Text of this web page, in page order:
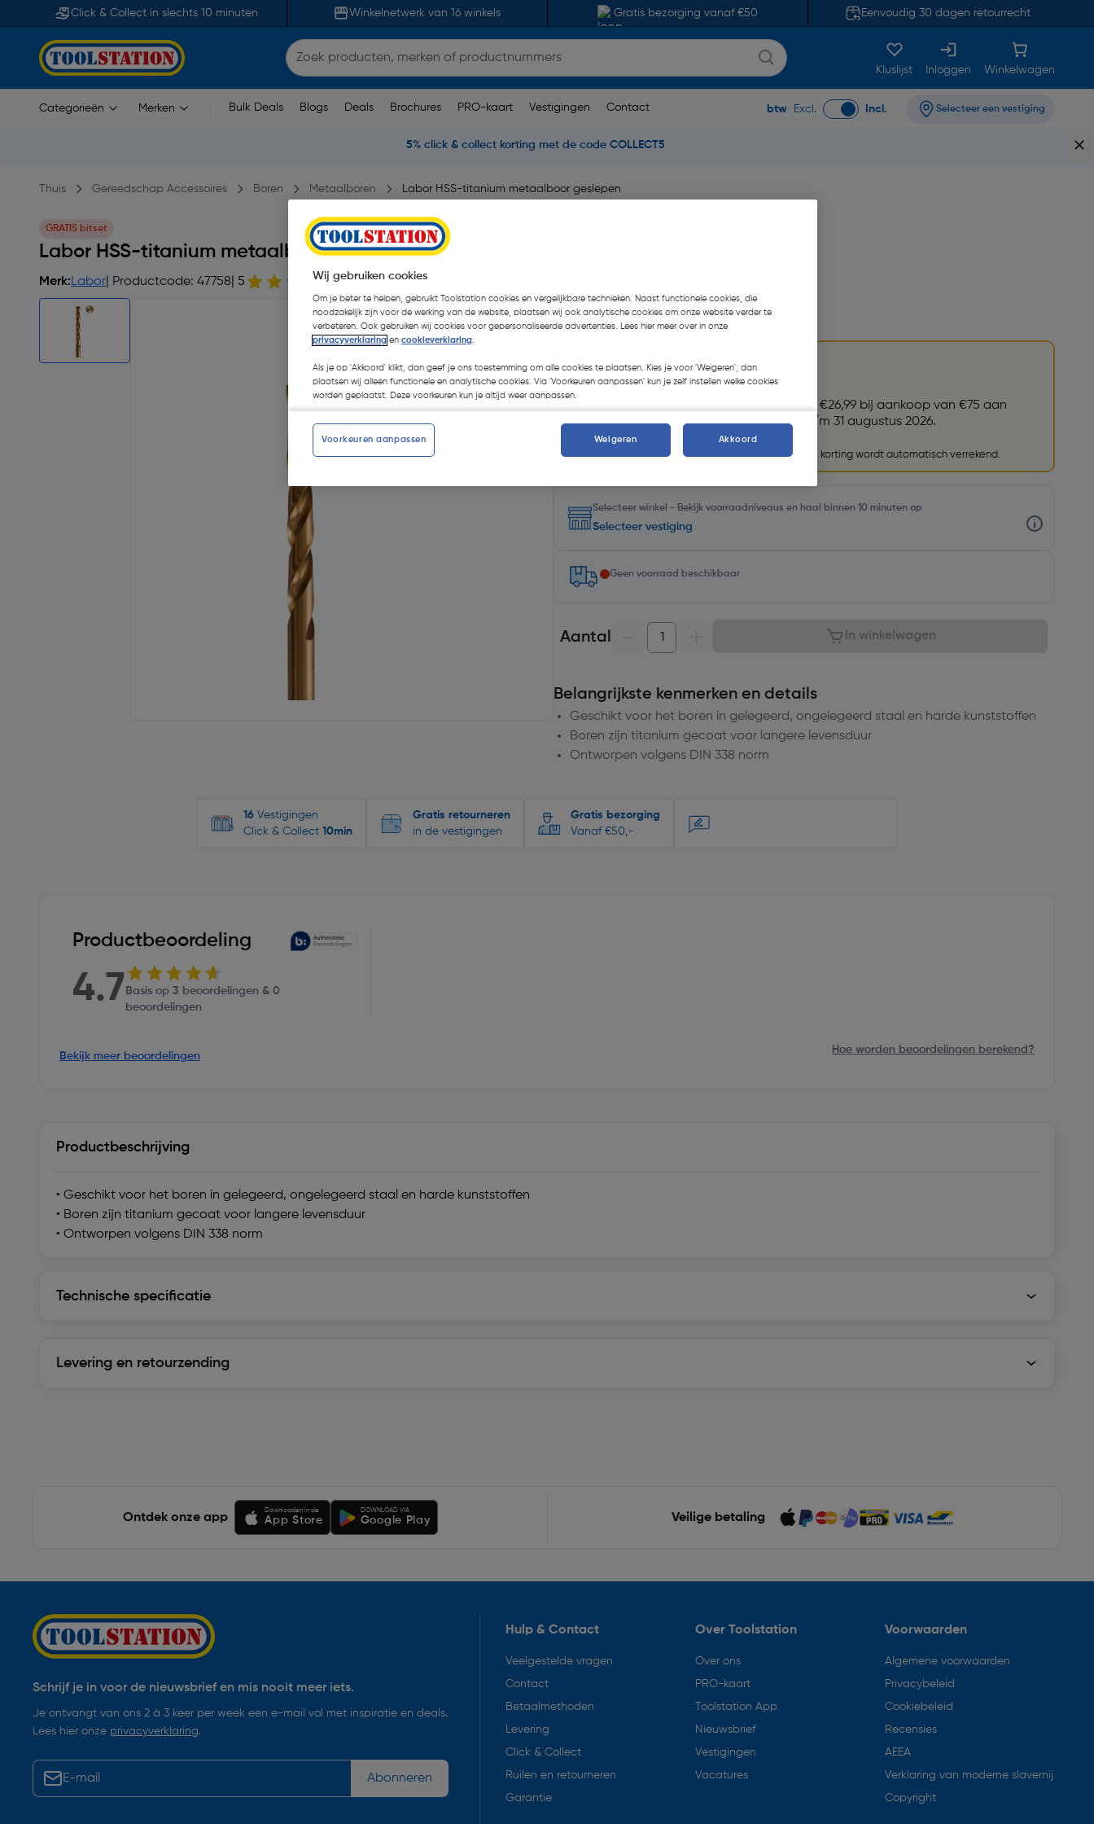
Click & Collect in slechts 10 minuten Winkelnetwerk van 16 winkels Gratis bezorging vanaf €50 Eenvoudig 30 dagen retourrecht
Kluslijst Inloggen Winkelwagen
Categorieën Merken Bulk Deals Blogs Deals Brochures PRO-kaart Vestigingen Contact btw Excl. Incl. Selecteer een vestiging
5% click & collect korting met de code COLLECT5
Thuis Gereedschap Accessoires Boren Metaalboren Labor HSS-titanium metaalboor geslepen
GRATIS bitset
Labor HSS-titanium metaalboor geslepen 2x49mm
Merk:Labor | Productcode: 47758 | 5 3 beoordelingen
€ 2,70| Excl. btw € 2,23
GRATIS bitset
t.w.v. €26,99 bij aankoop van €75 aan
geselecteerde Labor accessoires. Geldig t/m 31 augustus 2026.
Let op: voeg de bitset toe aan je winkelwagen en de korting wordt automatisch verrekend.
Selecteer winkel - Bekijk voorraadniveaus en haal binnen 10 minuten op
Selecteer vestiging
Geen voorraad beschikbaar
Aantal In winkelwagen
Belangrijkste kenmerken en details
Geschikt voor het boren in gelegeerd, ongelegeerd staal en harde kunststoffen
Boren zijn titanium gecoat voor langere levensduur
Ontworpen volgens DIN 338 norm
16 Vestigingen
Click & Collect 10min
Gratis retourneren
in de vestigingen
Gratis bezorging
Vanaf €50,-
Productbeoordeling
4.7 Basis op 3 beoordelingen & 0
beoordelingen
Bekijk meer beoordelingen
Hoe worden beoordelingen berekend?
Productbeschrijving
• Geschikt voor het boren in gelegeerd, ongelegeerd staal en harde kunststoffen
• Boren zijn titanium gecoat voor langere levensduur
• Ontworpen volgens DIN 338 norm
Technische specificatie
Levering en retourzending
Ontdek onze app
Downloaden in de
App Store
DOWNLOAD VIA
Google Play Veilige betaling
Schrijf je in voor de nieuwsbrief en mis nooit meer iets.
Je ontvangt van ons 2 à 3 keer per week een e-mail vol met inspiratie en deals.
Lees hier onze privacyverklaring.
Abonneren
Hulp & Contact
Veelgestelde vragen
Contact
Betaalmethoden
Levering
Click & Collect
Ruilen en retourneren
Garantie
Over Toolstation
Over ons
PRO-kaart
Toolstation App
Nieuwsbrief
Vestigingen
Vacatures
Voorwaarden
Algemene voorwaarden
Privacybeleid
Cookiebeleid
Recensies
AEEA
Verklaring van moderne slavernij
Copyright
Wij gebruiken cookies
Om je beter te helpen, gebruikt Toolstation cookies en vergelijkbare technieken. Naast functionele cookies, die
noodzakelijk zijn voor de werking van de website, plaatsen wij ook analytische cookies om onze website verder te
verbeteren. Ook gebruiken wij cookies voor gepersonaliseerde advertenties. Lees hier meer over in onze
privacyverklaring en cookieverklaring.
Als je op 'Akkoord' klikt, dan geef je ons toestemming om alle cookies te plaatsen. Kies je voor 'Weigeren', dan
plaatsen wij alleen functionele en analytische cookies. Via 'Voorkeuren aanpassen' kun je zelf instellen welke cookies
worden geplaatst. Deze voorkeuren kun je altijd weer aanpassen.
Voorkeuren aanpassen Weigeren Akkoord